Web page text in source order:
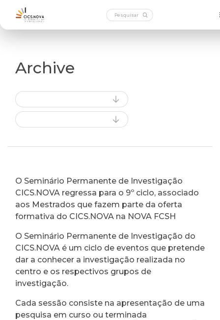
Archive
O Seminário Permanente de Investigação
CICS.NOVA regressa para o 9º ciclo, associado
aos Mestrados que fazem parte da oferta
formativa do CICS.NOVA na NOVA FCSH
O Seminário Permanente de Investigação do
CICS.NOVA é um ciclo de eventos que pretende
dar a conhecer a investigação realizada no
centro e os respectivos grupos de
investigação.
Cada sessão consiste na apresentação de uma
pesquisa em curso ou terminada